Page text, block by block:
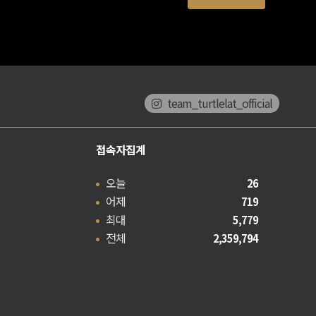
team_turtlelat_official
접속자집계
오늘
26
어제 719
최대 5,779
전체 2,359,794